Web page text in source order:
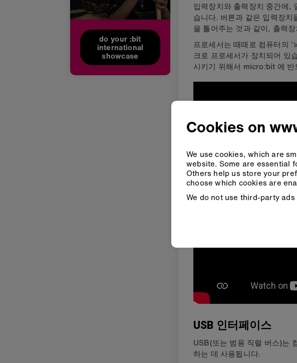
do your :bit
international
showcase
입력장치와 출력장치 중간에,
습니다. 버튼과 같은 입력장
을 틀어주는 것과 같이, 출력
프로세서는 때때로 컴퓨터의
크로 프로세서가 장치되어 있
시키기 위해서 micro:bit 에
USB 인터페이스
USB(또는 범용 직렬 버스)는
하는 데 사용됩니다.
Cookies on
We use cookies, which are
website. Some are essential
Others help us store your
choose which cookies are
We do not use third-party